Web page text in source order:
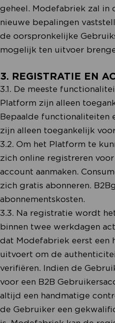
geheel. Modefabriek zal in
nieuwe bepalingen
de oorspronkelijke
mogelijk ten uitvoer
3. REGISTRATIE EN
3.1. De meeste
Platform zijn alleen
Bepaalde functionaliteiten
zijn alleen toegankelijk
3.2. Om het Platform te
zich online registreren
account aanmaken.
zich gratis abonneren.
abonnementskosten.
3.3. Na registratie wordt
binnen twee werkdagen
dat Modefabriek eerst een
uitvoert om de
verifiëren. Indien de
voor een B2B
altijd een handmatige
de Gebruiker een